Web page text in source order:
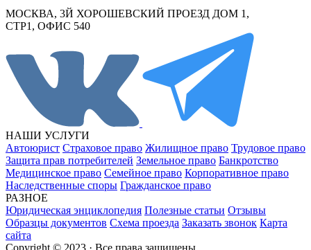
МОСКВА, 3Й ХОРОШЕВСКИЙ ПРОЕЗД ДОМ 1,
СТР1, ОФИС 540
НАШИ УСЛУГИ
Автоюрист Страховое право Жилищное право Трудовое право
Защита прав потребителей Земельное право Банкротство
Медицинское право Семейное право Корпоративное право
Наследственные споры Гражданское право
РАЗНОЕ
Юридическая энциклопедия Полезные статьи Отзывы
Образцы документов Схема проезда Заказать звонок Карта
сайта
Copyright © 2023 · Все права защищены.